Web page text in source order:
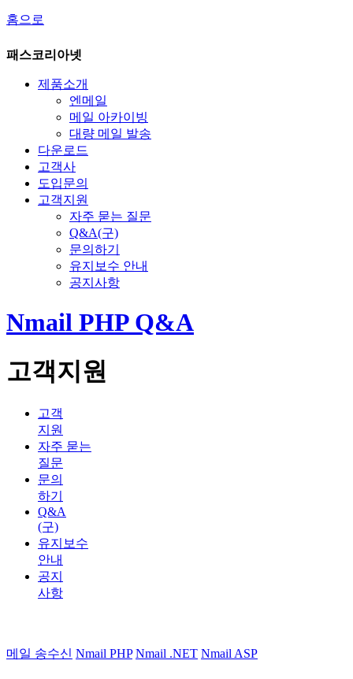
홈으로
패스코리아넷
제품소개
엔메일
메일 아카이빙
대량 메일 발송
다운로드
고객사
도입문의
고객지원
자주 묻는 질문
Q&A(구)
문의하기
유지보수 안내
공지사항
Nmail PHP Q&A
고객지원
고객
지원
자주 묻는
질문
문의
하기
Q&A
(구)
유지보수
안내
공지
사항
메일 송수신 Nmail PHP Nmail .NET Nmail ASP